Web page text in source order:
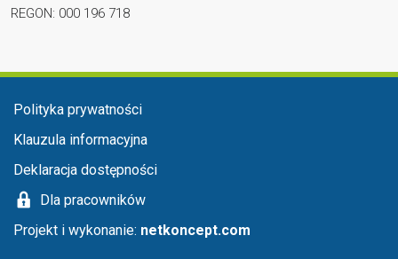
REGON: 000 196 718
Menu w stopce
Polityka prywatności
Klauzula informacyjna
Deklaracja dostępności
Dla pracowników
Projekt i wykonanie: netkoncept.com